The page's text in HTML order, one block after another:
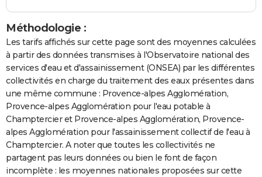
Méthodologie :
Les tarifs affichés sur cette page sont des moyennes calculées
à partir des données transmises à l'Observatoire national des
services d'eau et d'assainissement (ONSEA) par les différentes
collectivités en charge du traitement des eaux présentes dans
une même commune : Provence-alpes Agglomération,
Provence-alpes Agglomération pour l'eau potable à
Champtercier et Provence-alpes Agglomération, Provence-
alpes Agglomération pour l'assainissement collectif de l'eau à
Champtercier. A noter que toutes les collectivités ne
partagent pas leurs données ou bien le font de façon
incomplète : les moyennes nationales proposées sur cette